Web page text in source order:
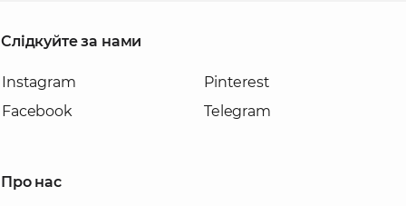
Слідкуйте за нами
Instagram
Facebook
Pinterest
Telegram
Про нас